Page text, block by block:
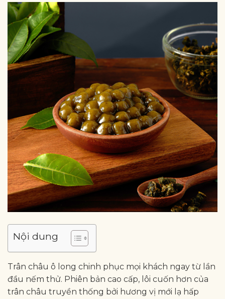
Nội dung
Trân châu ô long chinh phục mọi khách ngay từ lần
đầu nếm thử. Phiên bản cao cấp, lôi cuốn hơn của
trân châu truyền thống bởi hương vị mới lạ hấp